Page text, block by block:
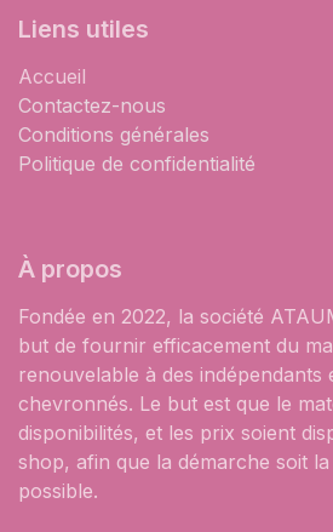
Liens utiles
Accueil
Contactez-nous
Conditions générales
Politique de confidentialité
À propos
Fondée en 2022, la société
but de fournir efficacement du
renouvelable à des indépendants
chevronnés. Le but est que le
disponibilités, et les prix soient
shop, afin que la démarche soit
possible.